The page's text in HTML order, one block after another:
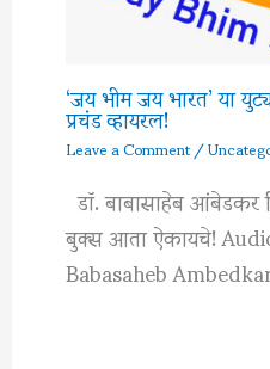
‘जय भीम जय भारत’ या
प्रचंड व्हायरल!
Leave a Comment/
डॉ. बाबासाहेब
बुक्स आता ऐकायचे!
Babasaheb